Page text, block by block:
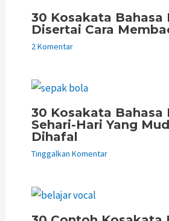
30 Kosakata Bahasa
Disertai Cara
2 Komentar
30 Kosakata Bahasa
Sehari-Hari Yang
Dihafal
Tinggalkan Komentar